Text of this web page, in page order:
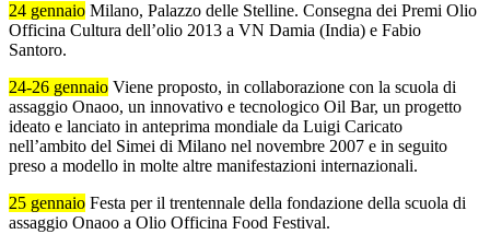
24 gennaio Milano, Palazzo delle Stelline. Consegna dei Premi Olio
Officina Cultura dell’olio 2013 a VN Damia (India) e Fabio
Santoro.
24-26 gennaio Viene proposto, in collaborazione con la scuola di
assaggio Onaoo, un innovativo e tecnologico Oil Bar, un progetto
ideato e lanciato in anteprima mondiale da Luigi Caricato
nell’ambito del Simei di Milano nel novembre 2007 e in seguito
preso a modello in molte altre manifestazioni internazionali.
25 gennaio Festa per il trentennale della fondazione della scuola di
assaggio Onaoo a Olio Officina Food Festival.